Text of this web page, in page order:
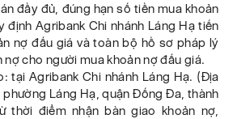
đầy đủ, đúng hạn số tiền mua khoản
định Agribank Chi nhánh Láng Hạ tiến
nợ đấu giá và toàn bộ hồ sơ pháp lý
nợ cho người mua khoản nợ đấu giá.
tại Agribank Chi nhánh Láng Hạ. (Địa
phường Láng Hạ, quận Đống Đa, thành
thời điểm nhận bàn giao khoản nợ,